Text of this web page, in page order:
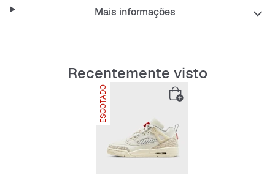
O visual é marcante e perfeito para quem quer destacar-
se. Além disso, é resistente e confortável para usar no
Parte superior em pele verdadeira, pele sintética e
tecido para maior durabilidade
Tecnologia Nike Air para proteção contra impactos
e amortecimento a cada passo
Mais informações
Recentemente visto
ESGOTADO